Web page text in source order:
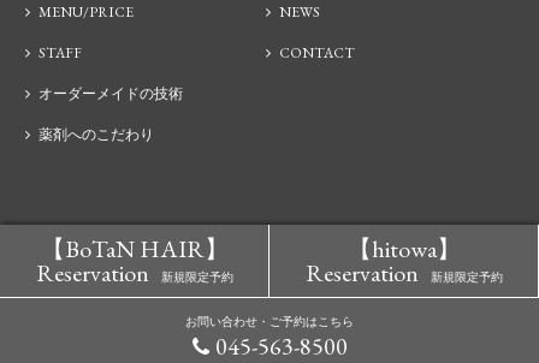
【BoTaN HAIR】
Reservation 新規限定予約
【hitowa】
Reservation 新規限定予約
お問い合わせ・ご予約はこちら
045-563-8500
MENU/PRICE
STAFF
オーダーメイドの技術
薬剤へのこだわり
NEWS
CONTACT